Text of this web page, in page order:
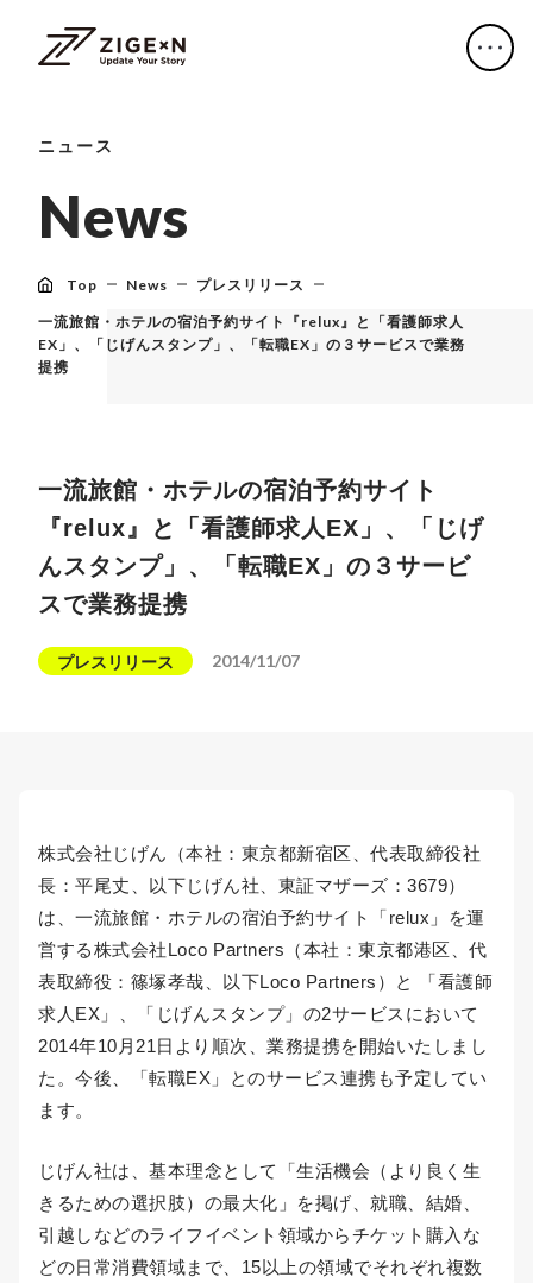
ニュース
News
Top News プレスリリース
一流旅館・ホテルの宿泊予約サイト『relux』と「看護師求人
EX」、「じげんスタンプ」、「転職EX」の３サービスで業務
提携
一流旅館・ホテルの宿泊予約サイト
『relux』と「看護師求人EX」、「じげ
んスタンプ」、「転職EX」の３サービ
スで業務提携
プレスリリース 2014/11/07
株式会社じげん（本社：東京都新宿区、代表取締役社
長：平尾丈、以下じげん社、東証マザーズ：3679）
は、一流旅館・ホテルの宿泊予約サイト「relux」を運
営する株式会社Loco Partners（本社：東京都港区、代
表取締役：篠塚孝哉、以下Loco Partners）と 「看護師
求人EX」、「じげんスタンプ」の2サービスにおいて
2014年10月21日より順次、業務提携を開始いたしまし
た。今後、「転職EX」とのサービス連携も予定してい
ます。
じげん社は、基本理念として「生活機会（より良く生
きるための選択肢）の最大化」を掲げ、就職、結婚、
引越しなどのライフイベント領域からチケット購入な
どの日常消費領域まで、15以上の領域でそれぞれ複数